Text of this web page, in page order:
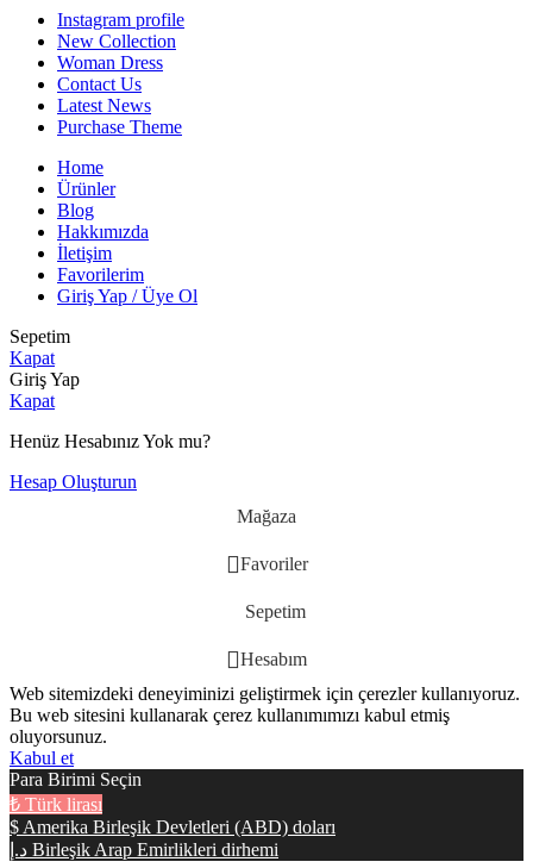
Instagram profile
New Collection
Woman Dress
Contact Us
Latest News
Purchase Theme
Home
Ürünler
Blog
Hakkımızda
İletişim
Favorilerim
Giriş Yap / Üye Ol
Sepetim
Kapat
Giriş Yap
Kapat
Henüz Hesabınız Yok mu?
Hesap Oluşturun
Mağaza
Favoriler
Sepetim
Hesabım
Web sitemizdeki deneyiminizi geliştirmek için çerezler kullanıyoruz.
Bu web sitesini kullanarak çerez kullanımımızı kabul etmiş
oluyorsunuz.
Kabul et
Para Birimi Seçin
₺ Türk lirası
$ Amerika Birleşik Devletleri (ABD) doları
د.إ Birleşik Arap Emirlikleri dirhemi